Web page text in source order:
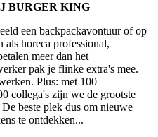
BURGER KING
een backpackavontuur of op
horeca professional,
meer dan het
pak je flinke extra's mee.
Plus: met 100
collega's zijn we de grootste
beste plek dus om nieuwe
te ontdekken...